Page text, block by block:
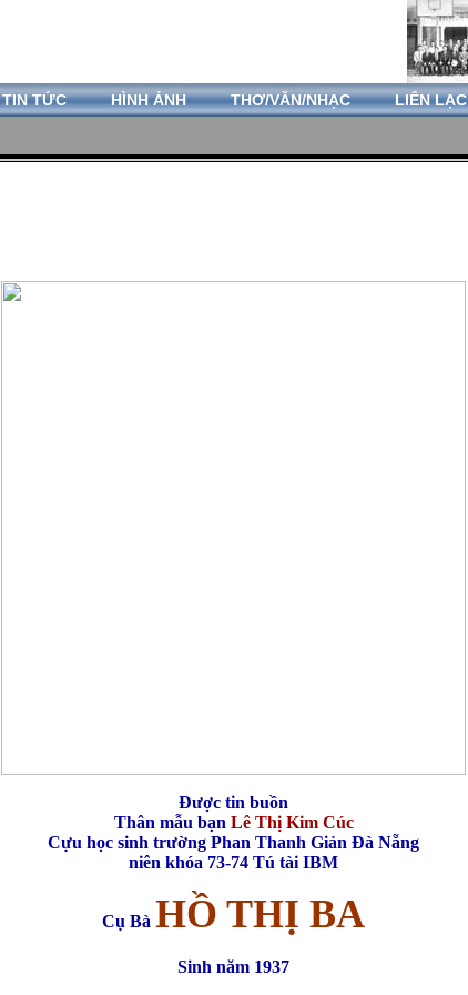
TIN TỨC HÌNH ẢNH THƠ/VĂN/NHẠC LIÊN LẠC
Được tin buồn
Thân mẫu bạn Lê Thị Kim Cúc
Cựu học sinh trường Phan Thanh Giản Đà Nẵng
niên khóa 73-74 Tú tài IBM
Cụ Bà HỒ THỊ BA
Sinh năm 1937